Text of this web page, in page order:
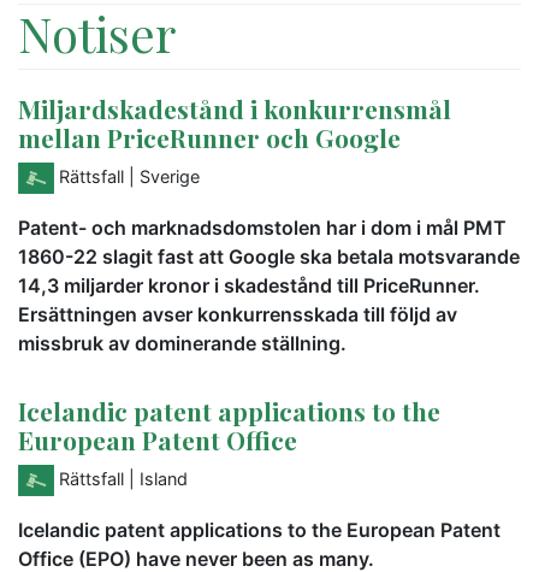
Notiser
Miljardskadestånd i konkurrensmål
mellan PriceRunner och Google
Rättsfall | Sverige
Patent- och marknadsdomstolen har i dom i mål PMT
1860-22 slagit fast att Google ska betala motsvarande
14,3 miljarder kronor i skadestånd till PriceRunner.
Ersättningen avser konkurrensskada till följd av
missbruk av dominerande ställning.
Icelandic patent applications to the
European Patent Office
Rättsfall | Island
Icelandic patent applications to the European Patent
Office (EPO) have never been as many.